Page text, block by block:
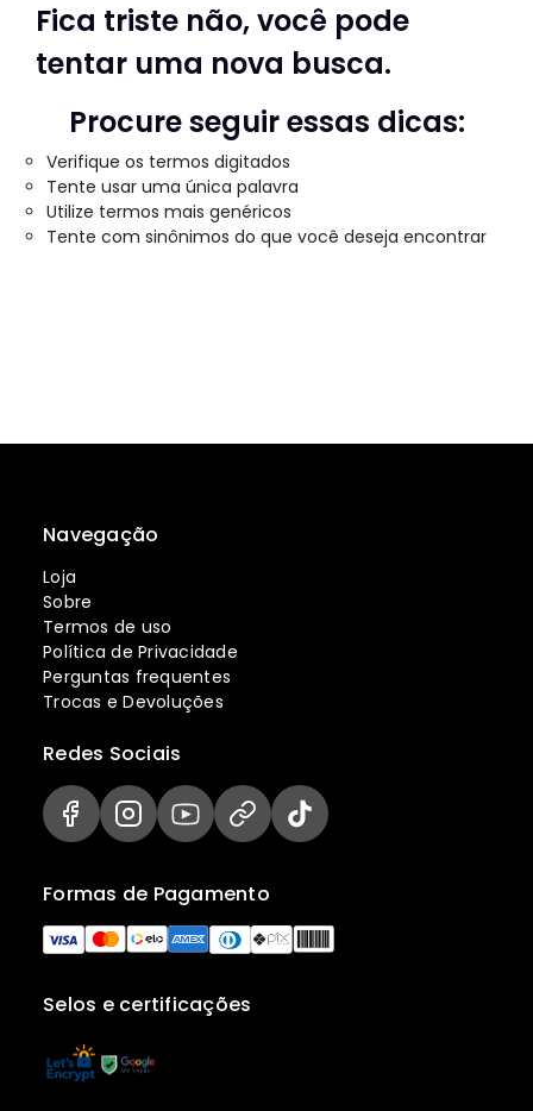
Fica triste não, você pode
tentar uma nova busca.
Procure seguir essas dicas:
Verifique os termos digitados
Tente usar uma única palavra
Utilize termos mais genéricos
Tente com sinônimos do que você deseja encontrar
Navegação
Loja
Sobre
Termos de uso
Política de Privacidade
Perguntas frequentes
Trocas e Devoluções
Selos e certificações
Formas de Pagamento
Redes Sociais